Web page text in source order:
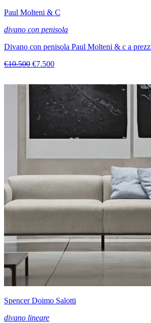
Paul Molteni & C
divano con penisola
Divano con penisola Paul Molteni & c a
€10.500 €7.500
Spencer Doimo Salotti
divano lineare